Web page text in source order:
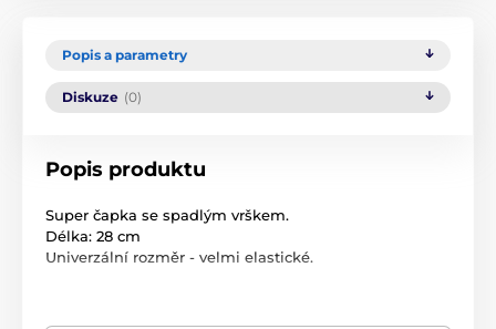
Popis a parametry
Diskuze (0)
Popis produktu
Super čapka se spadlým vrškem.
Délka: 28 cm
Univerzální rozměr - velmi elastické.